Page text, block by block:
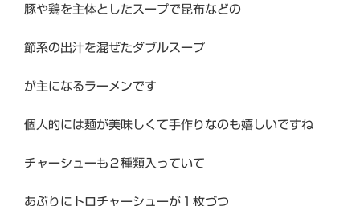
豚や鶏を主体としたスープで昆布などの
節系の出汁を混ぜたダブルスープ
が主になるラーメンです
個人的には麺が美味しくて手作りなのも嬉しいですね
チャーシューも２種類入っていて
あぶりにトロチャーシューが１枚づつ